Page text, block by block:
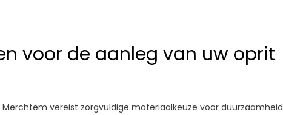
voor de aanleg van uw oprit
vereist zorgvuldige materiaalkeuze voor duurzaamheid